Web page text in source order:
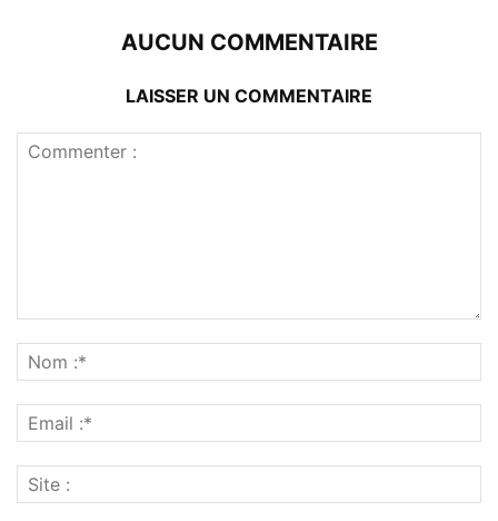
AUCUN COMMENTAIRE
LAISSER UN COMMENTAIRE